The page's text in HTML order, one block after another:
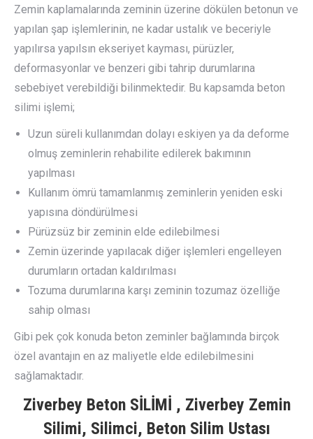
Zemin kaplamalarında zeminin üzerine dökülen betonun ve
yapılan şap işlemlerinin, ne kadar ustalık ve beceriyle
yapılırsa yapılsın ekseriyet kayması, pürüzler,
deformasyonlar ve benzeri gibi tahrip durumlarına
sebebiyet verebildiği bilinmektedir. Bu kapsamda beton
silimi işlemi;
Uzun süreli kullanımdan dolayı eskiyen ya da deforme
olmuş zeminlerin rehabilite edilerek bakımının
yapılması
Kullanım ömrü tamamlanmış zeminlerin yeniden eski
yapısına döndürülmesi
Pürüzsüz bir zeminin elde edilebilmesi
Zemin üzerinde yapılacak diğer işlemleri engelleyen
durumların ortadan kaldırılması
Tozuma durumlarına karşı zeminin tozumaz özelliğe
sahip olması
Gibi pek çok konuda beton zeminler bağlamında birçok
özel avantajın en az maliyetle elde edilebilmesini
sağlamaktadır.
Ziverbey Beton SİLİMİ , Ziverbey Zemin
Silimi, Silimci, Beton Silim Ustası